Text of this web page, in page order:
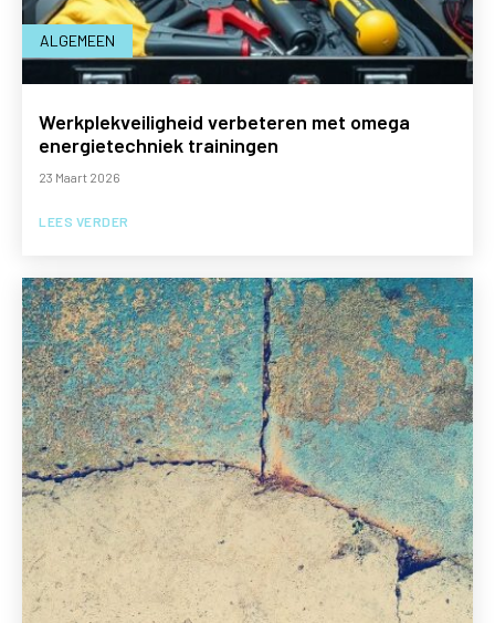
ALGEMEEN
Werkplekveiligheid verbeteren met omega
energietechniek trainingen
23 Maart 2026
LEES VERDER